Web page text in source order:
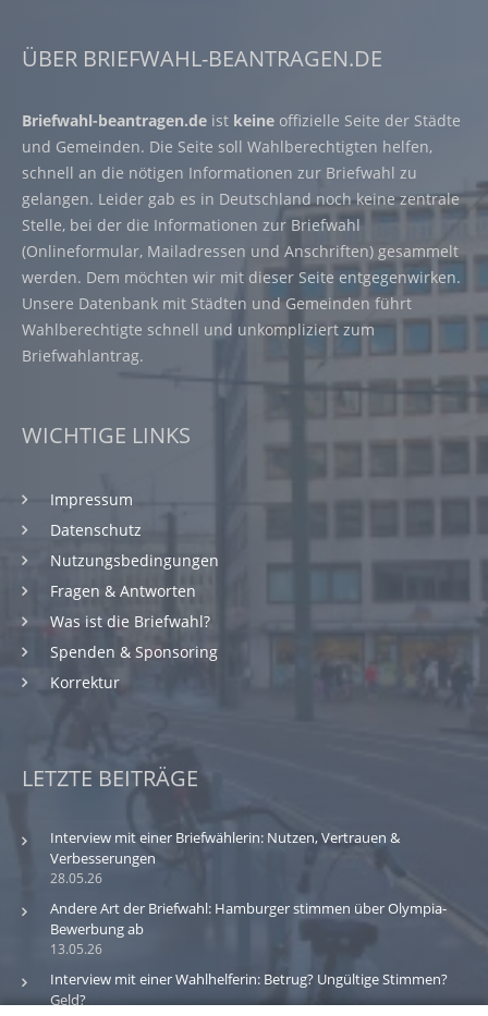
ÜBER BRIEFWAHL-BEANTRAGEN.DE
Briefwahl-beantragen.de ist keine offizielle Seite der Städte
und Gemeinden. Die Seite soll Wahlberechtigten helfen,
schnell an die nötigen Informationen zur Briefwahl zu
gelangen. Leider gab es in Deutschland noch keine zentrale
Stelle, bei der die Informationen zur Briefwahl
(Onlineformular, Mailadressen und Anschriften) gesammelt
werden. Dem möchten wir mit dieser Seite entgegenwirken.
Unsere Datenbank mit Städten und Gemeinden führt
Wahlberechtigte schnell und unkompliziert zum
Briefwahlantrag.
WICHTIGE LINKS
Impressum
Datenschutz
Nutzungsbedingungen
Fragen & Antworten
Was ist die Briefwahl?
Spenden & Sponsoring
Korrektur
LETZTE BEITRÄGE
28.05.26
Interview mit einer Briefwählerin: Nutzen, Vertrauen &
Verbesserungen
13.05.26
Andere Art der Briefwahl: Hamburger stimmen über Olympia-
Bewerbung ab
Interview mit einer Wahlhelferin: Betrug? Ungültige Stimmen?
Geld?